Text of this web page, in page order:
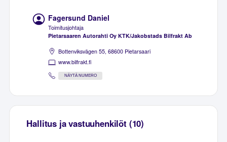
Fagersund Daniel
Toimitusjohtaja
Pietarsaaren Autorahti Oy KTK/Jakobstads Bilfrakt Ab
Bottenviksvägen 55, 68600 Pietarsaari
www.bilfrakt.fi
NÄYTÄ NUMERO
Hallitus ja vastuuhenkilöt (10)